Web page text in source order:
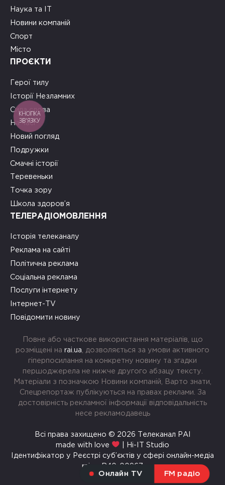
Онлайн TV FM радіо
Наука та ІТ
Новини компаній
Спорт
Місто
ПРОЄКТИ
Герої тилу
Історії Незламних
Сила слова
На часі
Новий погляд
Подружки
Смачні історії
Теревеньки
Точка зору
Школа здоров’я
ТЕЛЕРАДІОМОВЛЕННЯ
Історія телеканалу
Реклама на сайті
Політична реклама
Соціальна реклама
Послуги інтернету
Інтернет-TV
Повідомити новину
Повне або часткове використання матеріалів, що
розміщені на rai.ua , дозволяється за умови активного
гіперпосилання на конкретну новину та згадки
першоджерела не нижче другого абзацу тексту.
Матеріали з позначкою Новини компаній, Варто знати,
Спецрепортаж публікуються на правах реклами. За
достовірність рекламної інформації відповідальність
несе рекламодавець
Всі права захищено © 2026 Телеканал РАІ
made with love
| Hi-IT Studio
Ідентифікатор у Реєстрі суб’єктів у сфері онлайн-медіа
rai.ua R40-00967
КНОПКА
ЗВ'ЯЗКУ